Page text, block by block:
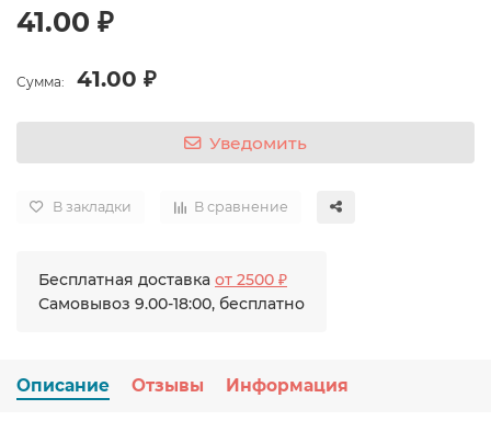
41.00 ₽
Сумма: 41.00 ₽
Уведомить
В закладки В сравнение
Бесплатная доставка от 2500 ₽
Самовывоз 9.00-18:00, бесплатно
Описание Отзывы Информация